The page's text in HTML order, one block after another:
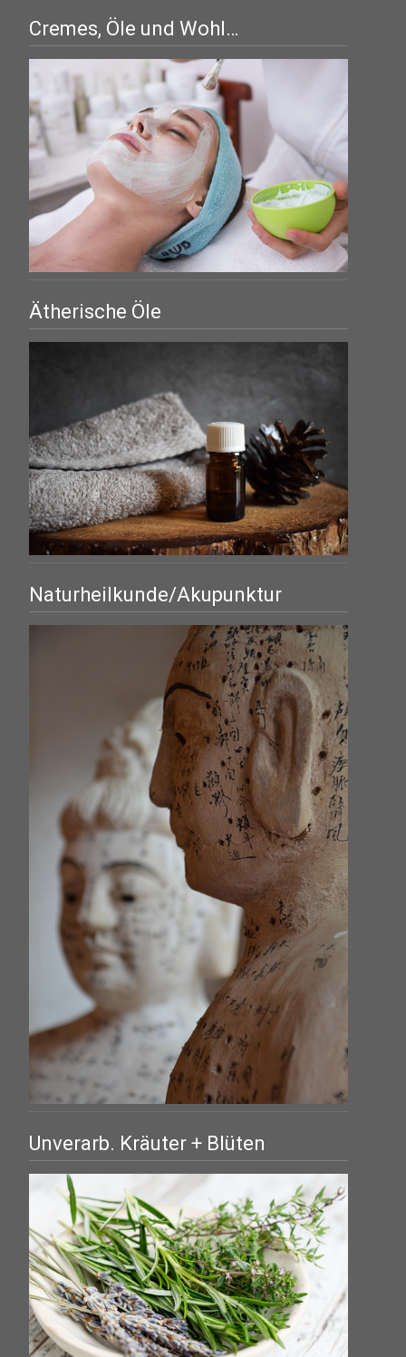
Cremes, Öle und Wohl…
Ätherische Öle
Naturheilkunde/Akupunktur
Unverarb. Kräuter + Blüten